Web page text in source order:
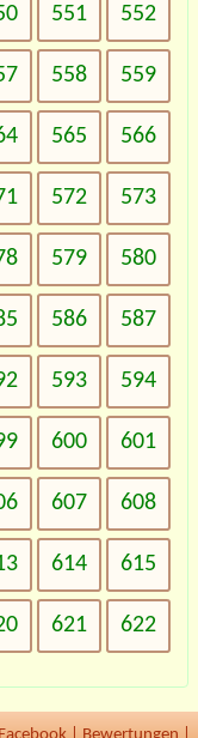
551 552
558 559
565 566
572 573
579 580
586 587
593 594
600 601
607 608
614 615
621 622